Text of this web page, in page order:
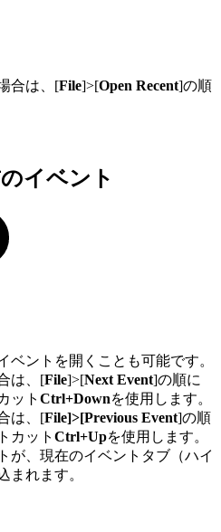
合は、[File]>[Open Recent]の順
イベント
ベントを開くことも可能です。
は、[File]>[Next Event]の順に
ット Ctrl+Downを使用します。
は、[File]>[Previous Event]の順
カット Ctrl+Upを使用します。
が、現在のイベントタブ（ハイ
まれます。